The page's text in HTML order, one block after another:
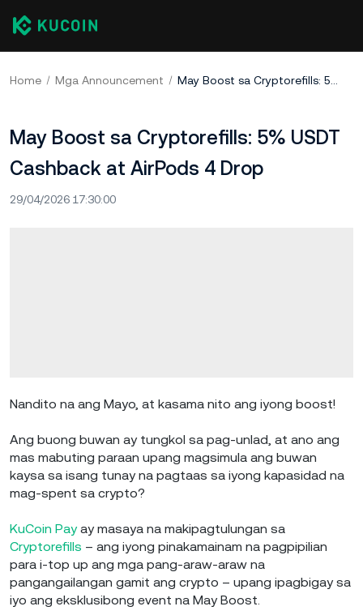
Home Mga Announcement May Boost sa Cryptorefills: 5% USDT Cashback at AirPods 4 Drop
May Boost sa Cryptorefills: 5% USDT
Cashback at AirPods 4 Drop
29/04/2026 17:30:00
Nandito na ang Mayo, at kasama nito ang iyong boost!
Ang buong buwan ay tungkol sa pag-unlad, at ano ang
mas mabuting paraan upang magsimula ang buwan
kaysa sa isang tunay na pagtaas sa iyong kapasidad na
mag-spent sa crypto?
KuCoin Payay masaya na makipagtulungan sa
Cryptorefills – ang iyong pinakamainam na pagpipilian
para i-top up ang mga pang-araw-araw na
pangangailangan gamit ang crypto – upang ipagbigay sa
iyo ang eksklusibong event na May Boost.